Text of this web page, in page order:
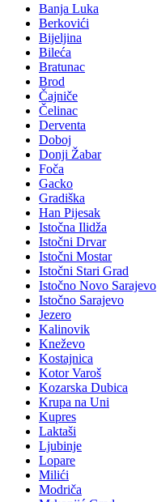
Banja Luka
Berkovići
Bijeljina
Bileća
Bratunac
Brod
Čajniče
Čelinac
Derventa
Doboj
Donji Žabar
Foča
Gacko
Gradiška
Han Pijesak
Istočna Ilidža
Istočni Drvar
Istočni Mostar
Istočni Stari Grad
Istočno Novo Sarajevo
Istočno Sarajevo
Jezero
Kalinovik
Kneževo
Kostajnica
Kotor Varoš
Kozarska Dubica
Krupa na Uni
Kupres
Laktaši
Ljubinje
Lopare
Milići
Modriča